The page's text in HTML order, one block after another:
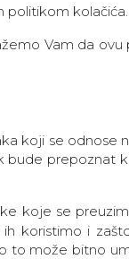
politikom kolačića.
Vam da
koji se
prepoznat
koje se
ih koristimo i
to može bitno